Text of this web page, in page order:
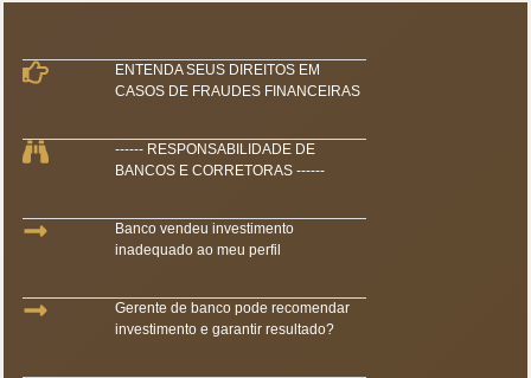
ENTENDA SEUS DIREITOS EM
CASOS DE FRAUDES FINANCEIRAS
------ RESPONSABILIDADE DE
BANCOS E CORRETORAS ------
Banco vendeu investimento
inadequado ao meu perfil
Gerente de banco pode recomendar
investimento e garantir resultado?